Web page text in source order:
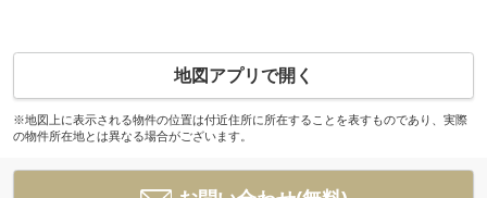
地図アプリで開く
※地図上に表示される物件の位置は付近住所に所在することを表すものであり、実際
の物件所在地とは異なる場合がございます。